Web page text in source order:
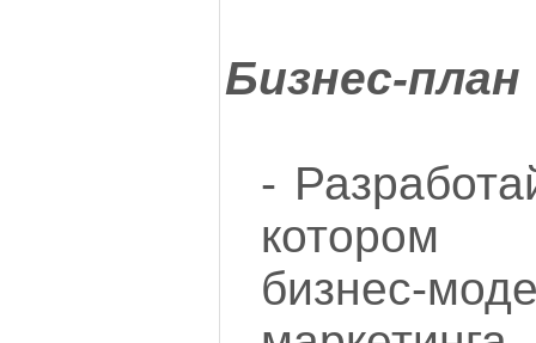
Бизнес-план
-
котором
бизнес-